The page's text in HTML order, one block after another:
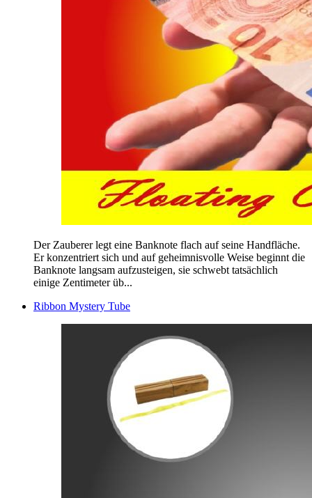
Der Zauberer legt eine Banknote flach auf seine Handfläche.
Er konzentriert sich und auf geheimnisvolle Weise beginnt die
Banknote langsam aufzusteigen, sie schwebt tatsächlich
einige Zentimeter üb...
Ribbon Mystery Tube